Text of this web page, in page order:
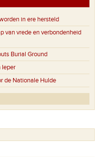
in ere hersteld
van vrede en verbondenheid
Burial Ground
Ieper
de Nationale Hulde